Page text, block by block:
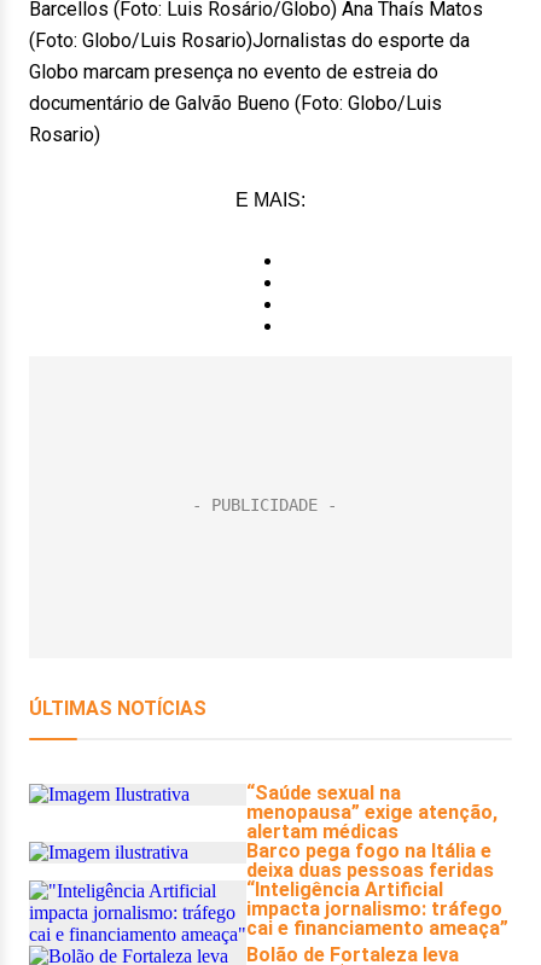
Barcellos (Foto: Luis Rosário/Globo) Ana Thaís Matos
(Foto: Globo/Luis Rosario)Jornalistas do esporte da
Globo marcam presença no evento de estreia do
documentário de Galvão Bueno (Foto: Globo/Luis
Rosario)
E MAIS: